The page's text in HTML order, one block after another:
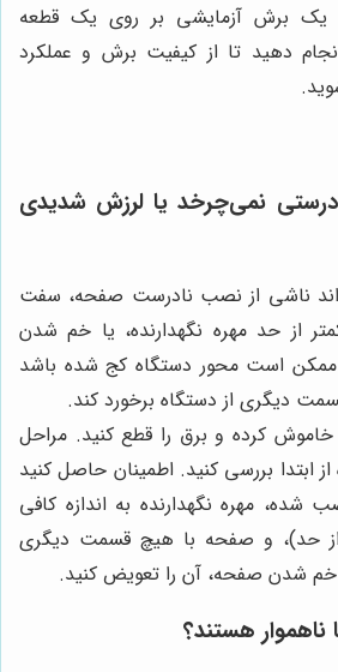
یک برش آزمایشی بر روی یک قطعه
دهید تا از کیفیت برش و عملکرد
نمی‌چرخد یا لرزش شدیدی
ناشی از نصب نادرست صفحه، سفت
از حد مهره نگهدارنده، یا خم شدن
است محور دستگاه کج شده باشد
دیگری از دستگاه برخورد کند.
خاموش کرده و برق را قطع کنید. مراحل
ابتدا بررسی کنید. اطمینان حاصل کنید
شده، مهره نگهدارنده به اندازه کافی
حد)، و صفحه با هیچ قسمت دیگری
خم شدن صفحه، آن را تعویض کنید.
ناهموار هستند؟